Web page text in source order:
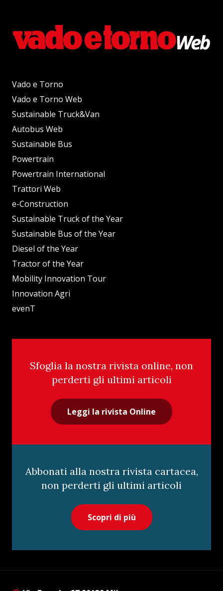
Vado e Torno
Vado e Torno Web
Sustainable Truck&Van
Autobus Web
Sustainable Bus
Powertrain
Powertrain International
Trattori Web
e-Construction
Sustainable Truck of the Year
Sustainable Bus of the Year
Diesel of the Year
Tractor of the Year
Mobility Innovation Tour
Innovation Agri
evenT
Sfoglia la nostra rivista online, non
perderti gli ultimi articoli
Leggi la rivista Online
Abbonati alla nostra rivista cartacea,
non perderti gli ultimi articoli
Scopri di più